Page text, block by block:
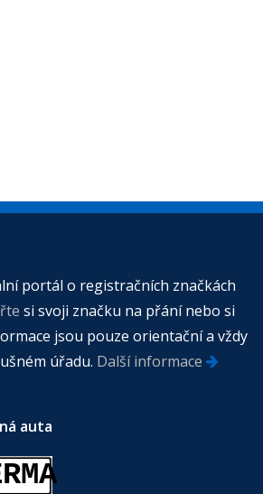
portál o registračních značkách
si svoji značku na přání nebo si
jsou pouze orientační a vždy
úřadu. Další informace
auta